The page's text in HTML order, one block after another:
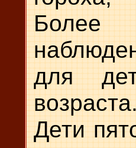
Более
для
Дети